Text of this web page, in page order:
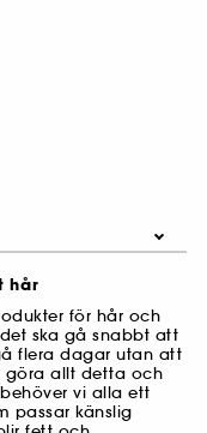
hår
för hår och
ska gå snabbt att
flera dagar utan att
göra allt detta och
vi alla ett
passar känslig